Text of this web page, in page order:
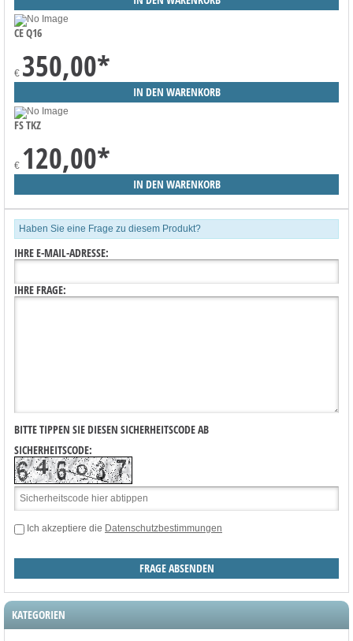
CE Q16
€ 350,00*
FS TKZ
€ 120,00*
Haben Sie eine Frage zu diesem Produkt?
IHRE E-MAIL-ADRESSE:
IHRE FRAGE:
BITTE TIPPEN SIE DIESEN SICHERHEITSCODE AB
SICHERHEITSCODE:
Ich akzeptiere die Datenschutzbestimmungen
KATEGORIEN